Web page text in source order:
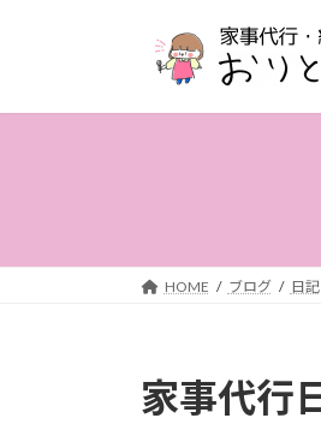
プ
動
HOME ブログ 日記
家事代行